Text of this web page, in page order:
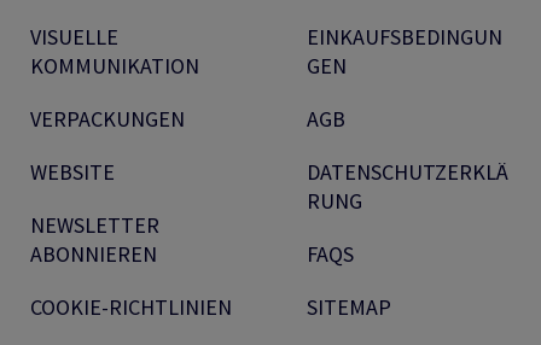
VISUELLE
KOMMUNIKATION
VERPACKUNGEN
WEBSITE
NEWSLETTER
ABONNIEREN
COOKIE-RICHTLINIEN
EINKAUFSBEDINGUN
GEN
AGB
DATENSCHUTZERKLÄ
RUNG
FAQS
SITEMAP